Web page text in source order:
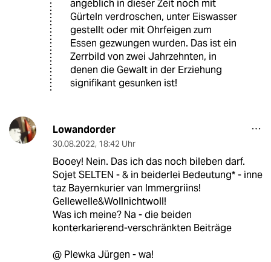
angeblich in dieser Zeit noch mit
Gürteln verdroschen, unter Eiswasser
gestellt oder mit Ohrfeigen zum
Essen gezwungen wurden. Das ist ein
Zerrbild von zwei Jahrzehnten, in
denen die Gewalt in der Erziehung
signifikant gesunken ist!
Lowandorder
30.08.2022, 18:42 Uhr
Booey! Nein. Das ich das noch bileben darf.
Sojet SELTEN - & in beiderlei Bedeutung* - inne
taz Bayernkurier van Immergriins!
Gellewelle&Wollnichtwoll!
Was ich meine? Na - die beiden
konterkarierend-verschränkten Beiträge
@ Plewka Jürgen - wa!